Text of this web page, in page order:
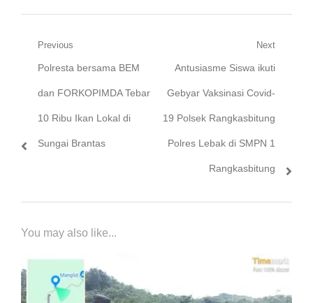
Navigasi
pos
Previous
Previous
post:
Polresta bersama BEM
dan FORKOPIMDA Tebar
10 Ribu Ikan Lokal di
Sungai Brantas
Next
Next
post:
Antusiasme Siswa ikuti
Gebyar Vaksinasi Covid-
19 Polsek Rangkasbitung
Polres Lebak di SMPN 1
Rangkasbitung
You may also like...